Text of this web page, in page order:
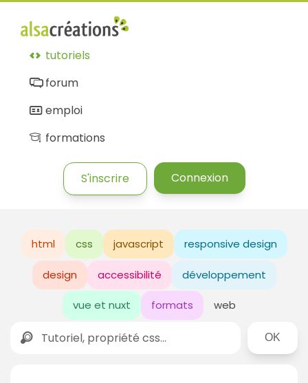
tutoriels
forum
emploi
formations
S'inscrire Connexion
html css javascript responsive design
design accessibilité développement
vue et nuxt formats web
Rechercher